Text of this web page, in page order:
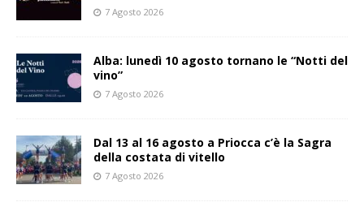
7 Agosto 2026
Alba: lunedì 10 agosto tornano le “Notti del
vino”
7 Agosto 2026
Dal 13 al 16 agosto a Priocca c’è la Sagra
della costata di vitello
7 Agosto 2026